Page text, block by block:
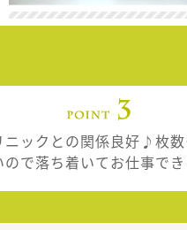
ニックとの関係良好♪枚
ので落ち着いてお仕事でき